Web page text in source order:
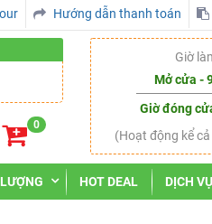
Hướng dẫn thanh toán
0
Giờ
Mở cửa -
Giờ đóng
(Hoạt động kể
HOT DEAL DỊCH